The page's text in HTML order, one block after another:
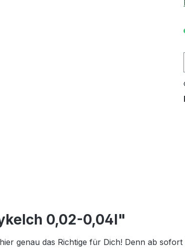
0,02-0,04l"
genau das Richtige für Dich! Denn ab